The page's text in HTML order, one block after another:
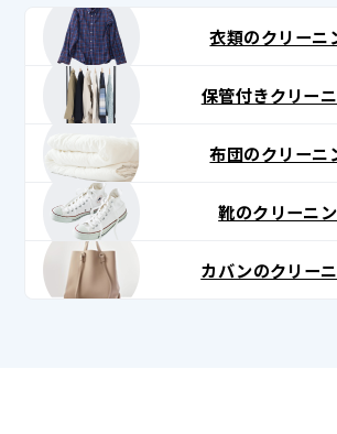
衣類のクリーニ
保管付きクリー
布団のクリーニ
靴のクリーニ
カバンのクリー